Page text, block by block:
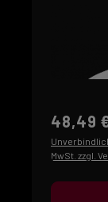
48,49
MwSt. zzgl.